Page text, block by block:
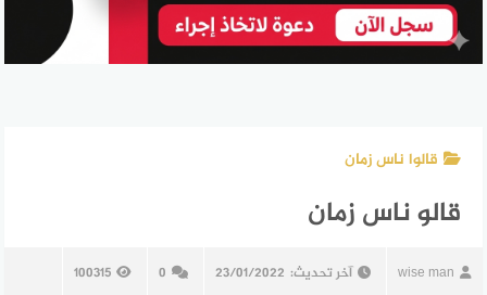
قالوا ناس زمان
قالو ناس زمان
wise man آخر تحديث: 23/01/2022
0
100315